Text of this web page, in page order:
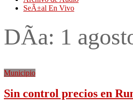
SeÃ±al En Vivo
DÃ­a: 1
Municipio
Sin control precios en